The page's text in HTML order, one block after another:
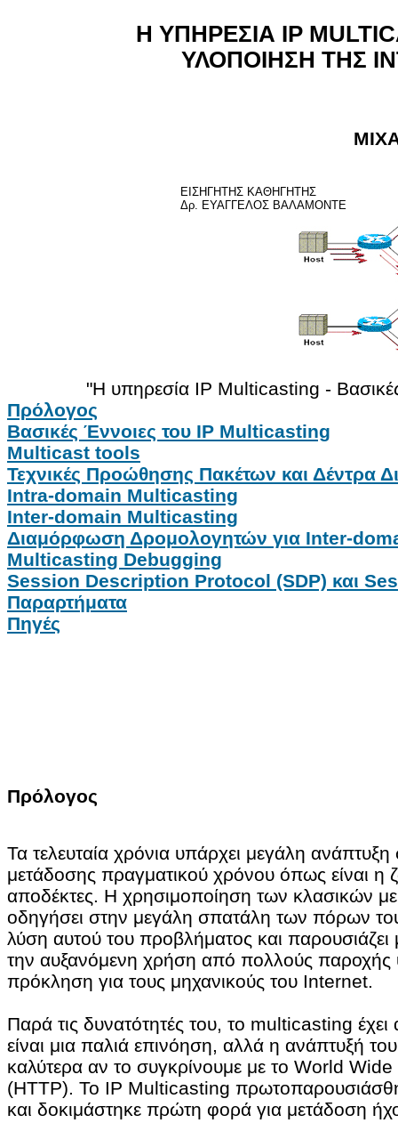
Η ΥΠΗΡΕΣΙΑ IP
ΥΛΟΠΟΙΗΣΗ ΤΗΣ
ΕΙΣΗΓΗΤΗΣ ΚΑΘΗΓΗΤΗΣ
Δρ. ΕΥΑΓΓΕΛΟΣ ΒΑΛΑΜΟΝΤΕ
"Η υπηρεσία IP Multicasting -
Πρόλογος
Βασικές Έννοιες του IP Multicasting
Multicast tools
Τεχνικές Προώθησης Πακέτων και Δέντρα
Intra-domain Μulticasting
Inter-domain Multicasting
Διαμόρφωση Δρομολογητών για Inter-
Multicasting Debugging
Session Description Protocol (SDP) και
Παραρτήματα
Πηγές
Πρόλογος
Τα τελευταία χρόνια υπάρχει μεγάλη
μετάδοσης πραγματικού χρόνου όπως είναι η
αποδέκτες. Η χρησιμοποίηση των κλασικών
οδηγήσει στην μεγάλη σπατάλη των πόρων
λύση αυτού του προβλήματος και
την αυξανόμενη χρήση από πολλούς
πρόκληση για τους μηχανικούς του Internet.
Παρά τις δυνατότητές του, το multicasting
είναι μια παλιά επινόηση, αλλά η ανάπτυξή
καλύτερα αν το συγκρίνουμε με το World
(HTTP). Το IP Multicasting
και δοκιμάστηκε πρώτη φορά για μετάδοση